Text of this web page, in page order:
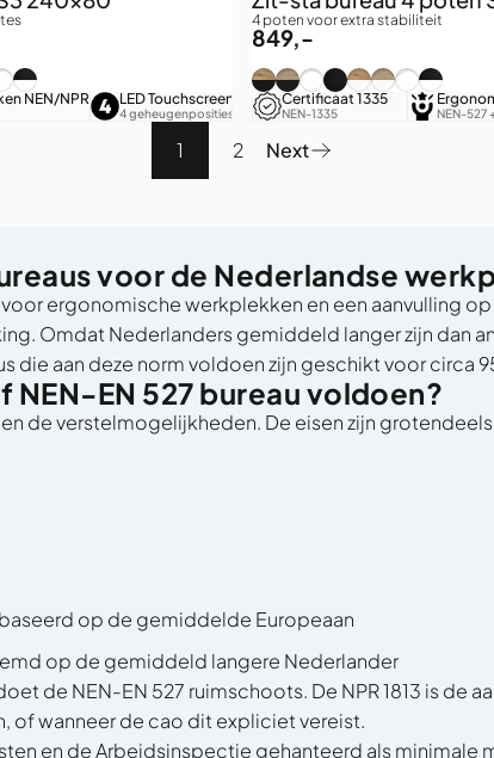
Hoekindeling
Links of rechts
Authentiek eiken
/ Grijs eiken
/ Puur Wit
/ Zwart eiken
/ Authentiek eiken
/ Grijs eiken
(RAL9016) / Puur Wit
Wit (RAL9016) / Zwart eiken
NEN/NPR LED Touchscreen
4 geheugenposities
Extra Stil
Geruisloze hoogteverstelling
4 poten voor extra stabiliteit
849,-
Zwart (RAL9005) /
Zwart (RAL9005) / Grijs
Zwart (RAL9005) /
Zwart (RAL9005) /
Wit (RAL9016) /
WitWitWit
Certificaat 1335
NEN-1335 NEN-527
1 2 Next
voor de Nederlandse
ergonomische werkplekken en een aanvulling
Omdat Nederlanders gemiddeld langer zijn dan
die aan deze norm voldoen zijn geschikt voor circa
NEN-EN 527 bureau voldoen?
de verstelmogelijkheden. De eisen zijn
op de gemiddelde Europeaan
op de gemiddeld langere Nederlander
de NEN-EN 527 ruimschoots. De NPR 1813 is de
of wanneer de cao dit expliciet vereist.
en de Arbeidsinspectie gehanteerd als